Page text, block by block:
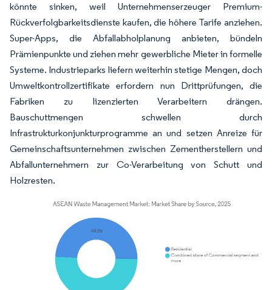
könnte sinken, weil Unternehmenserzeuger Premium-
Rückverfolgbarkeitsdienste kaufen, die höhere Tarife anziehen.
Super-Apps, die Abfallabholplanung anbieten, bündeln
Prämienpunkte und ziehen mehr gewerbliche Mieter in formelle
Systeme. Industrieparks liefern weiterhin stetige Mengen, doch
Umweltkontrollzertifikate erfordern nun Drittprüfungen, die
Fabriken zu lizenzierten Verarbeitern drängen.
Bauschuttmengen schwellen durch
Infrastrukturkonjunkturprogramme an und setzen Anreize für
Gemeinschaftsunternehmen zwischen Zementherstellern und
Abfallunternehmern zur Co-Verarbeitung von Schutt und
Holzresten.